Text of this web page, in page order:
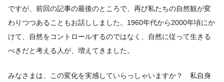
ですが、前回の記事の最後のところで、再び私たちの自然観が変
わりつつあることもお話ししました。1960年代から2000年頃にか
けて、自然をコントロールするのではなく、自然に従って生きる
べきだと考える人が、増えてきました。
みなさまは、この変化を実感していらっしゃいますか？ 私自身